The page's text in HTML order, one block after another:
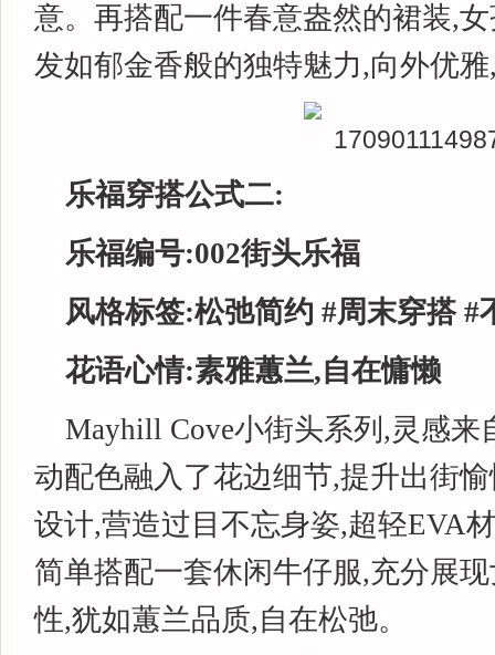
意。再搭配一件春意盎然的裙装,
发如郁金香般的独特魅力,向外优
乐福穿搭公式二:
乐福编号:002街头乐福
风格标签:松弛简约 #周末穿搭 #
花语心情:素雅蕙兰,自在慵懒
Mayhill Cove小街头系列,灵感来
动配色融入了花边细节,提升出街
设计,营造过目不忘身姿,超轻EVA
简单搭配一套休闲牛仔服,充分展
性,犹如蕙兰品质,自在松弛。